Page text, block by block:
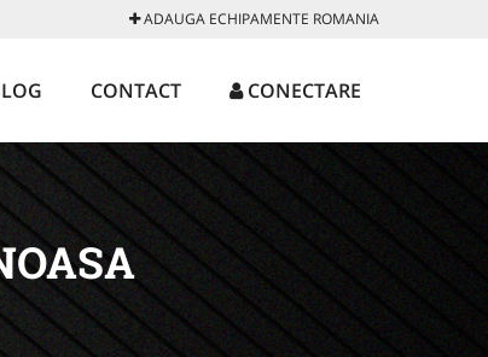
ADAUGA ECHIPAMENTE ROMANIA
CONTACT CONECTARE